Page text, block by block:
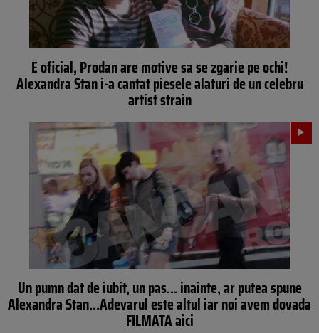
E oficial, Prodan are motive sa se zgarie pe ochi!
Alexandra Stan i-a cantat piesele alaturi de un celebru
artist strain
Un pumn dat de iubit, un pas… inainte, ar putea spune
Alexandra Stan…Adevarul este altul iar noi avem dovada
FILMATA aici